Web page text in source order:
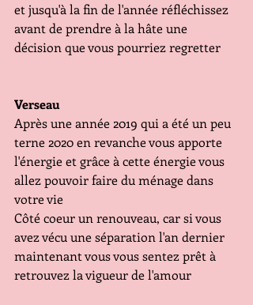
et jusqu'à la fin de l'année réfléchissez
avant de prendre à la hâte une
décision que vous pourriez regretter
Verseau
Après une année 2019 qui a été un peu
terne 2020 en revanche vous apporte
l'énergie et grâce à cette énergie vous
allez pouvoir faire du ménage dans
votre vie
Côté coeur un renouveau, car si vous
avez vécu une séparation l'an dernier
maintenant vous vous sentez prêt à
retrouvez la vigueur de l'amour